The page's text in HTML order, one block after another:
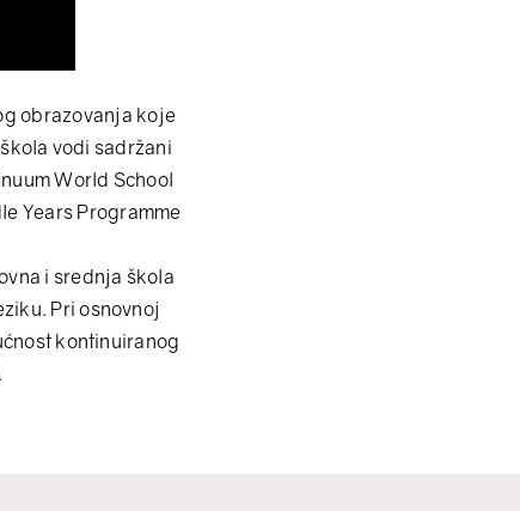
obrazovanja koje
vodi sadržani
World School
Years Programme
i srednja škola
Pri osnovnoj
kontinuiranog